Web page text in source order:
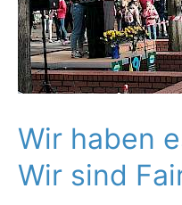
Wir haben
Wir sind